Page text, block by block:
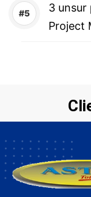
3 unsur
Project